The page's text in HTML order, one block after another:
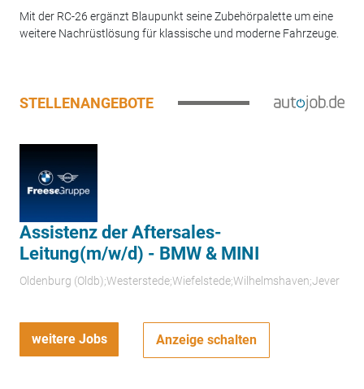
Mit der RC-26 ergänzt Blaupunkt seine Zubehörpalette um eine
weitere Nachrüstlösung für klassische und moderne Fahrzeuge.
STELLENANGEBOTE
Assistenz der Aftersales-
Leitung(m/w/d) - BMW & MINI
Oldenburg (Oldb);Westerstede;Wiefelstede;Wilhelmshaven;Jever
weitere Jobs Anzeige schalten